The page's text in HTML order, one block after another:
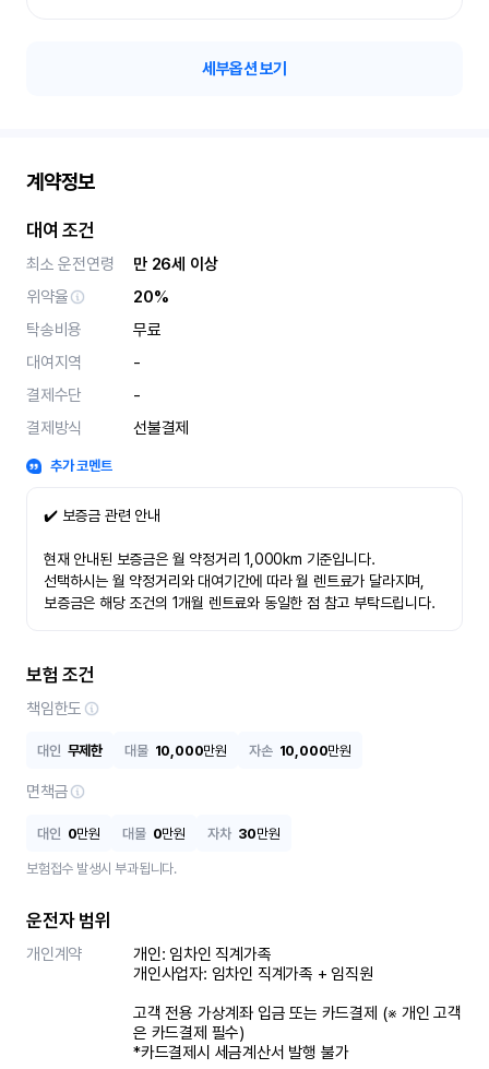
세부옵션 보기
계약정보
대여 조건
최소 운전연령
만 26세 이상
위약율
20%
탁송비용
무료
대여지역
-
결제수단
-
결제방식
선불결제
추가 코멘트
✔️ 보증금 관련 안내
현재 안내된 보증금은 월 약정거리 1,000km 기준입니다.
선택하시는 월 약정거리와 대여기간에 따라 월 렌트료가 달라지며,
보증금은 해당 조건의 1개월 렌트료와 동일한 점 참고 부탁드립니다.
보험 조건
책임한도
대인 무제한 대물 10,000만원 자손 10,000만원
면책금
대인 0만원 대물 0만원 자차 30만원
보험접수 발생시 부과됩니다.
운전자 범위
개인계약
개인: 임차인 직계가족
개인사업자: 임차인 직계가족 + 임직원
고객 전용 가상계좌 입금 또는 카드결제 (※ 개인 고객
은 카드결제 필수)
*카드결제시 세금계산서 발행 불가